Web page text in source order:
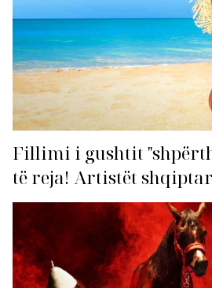
Fillimi i gushtit
të reja! Artistët
për hitin e verës!